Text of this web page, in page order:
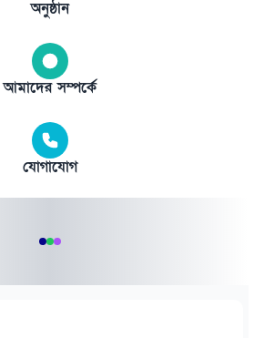
অনুষ্ঠান
আমাদের সম্পর্কে
যোগাযোগ